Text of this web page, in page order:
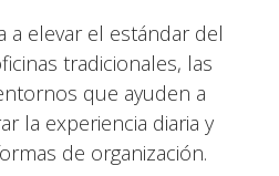
a elevar el estándar del
tradicionales, las
que ayuden a
la experiencia diaria y
de organización.